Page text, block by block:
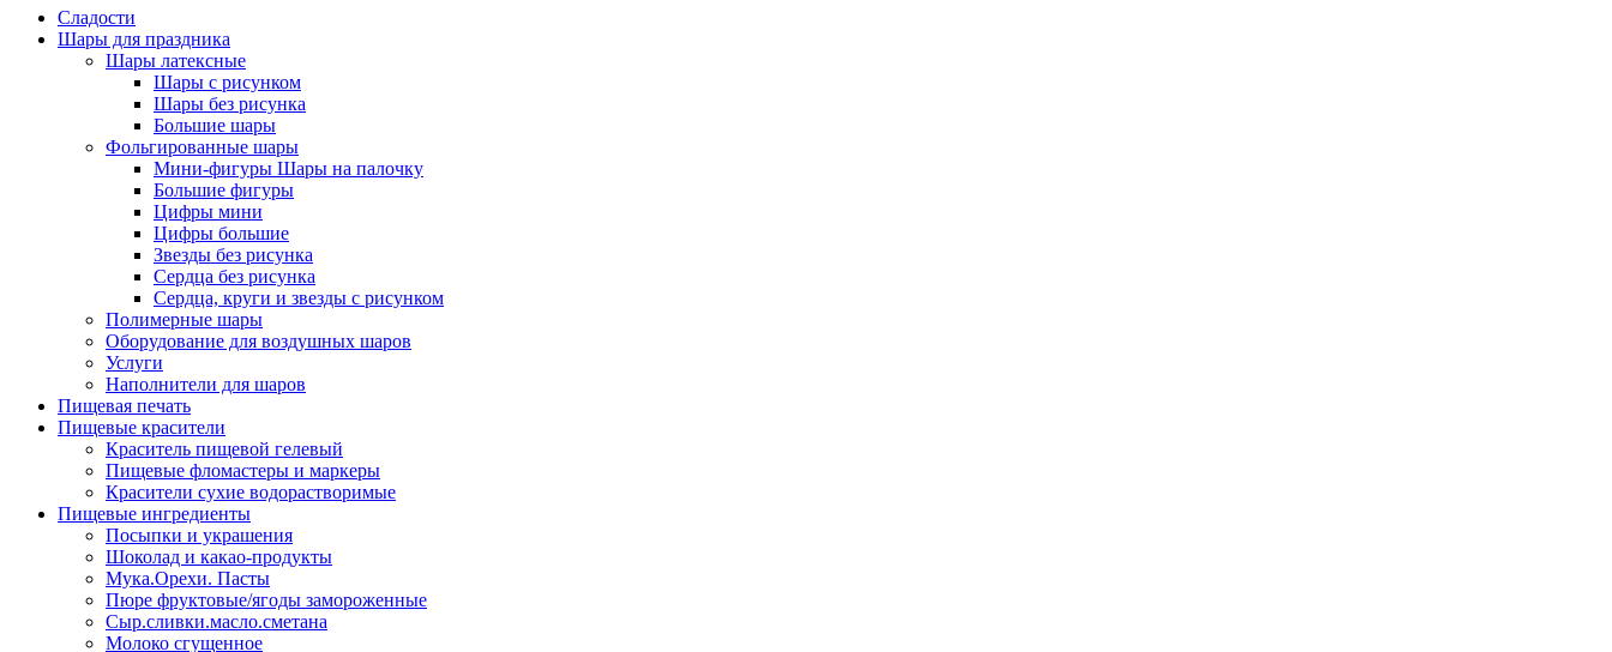
Сладости
Шары для праздника
Шары латексные
Шары с рисунком
Шары без рисунка
Большие шары
Фольгированные шары
Мини-фигуры Шары на палочку
Большие фигуры
Цифры мини
Цифры большие
Звезды без рисунка
Сердца без рисунка
Сердца, круги и звезды с рисунком
Полимерные шары
Оборудование для воздушных шаров
Услуги
Наполнители для шаров
Пищевая печать
Пищевые красители
Краситель пищевой гелевый
Пищевые фломастеры и маркеры
Красители сухие водорастворимые
Пищевые ингредиенты
Посыпки и украшения
Шоколад и какао-продукты
Мука.Орехи. Пасты
Пюре фруктовые/ягоды замороженные
Сыр.сливки.масло.сметана
Молоко сгущенное